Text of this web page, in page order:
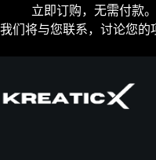
立即订购，无需付款。
我们将与您联系，讨论您的